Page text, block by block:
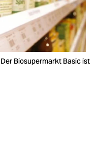
Biosupermarkt Basic ist